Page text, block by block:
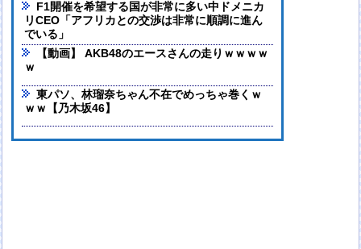
F1開催を希望する国が非常に多い中ドメニカ
リCEO「アフリカとの交渉は非常に順調に進ん
でいる」
【動画】 AKB48のエースさんの走りｗｗｗｗ
ｗ
東パソ、林瑠奈ちゃん不在でめっちゃ巻くｗ
ｗｗ【乃木坂46】